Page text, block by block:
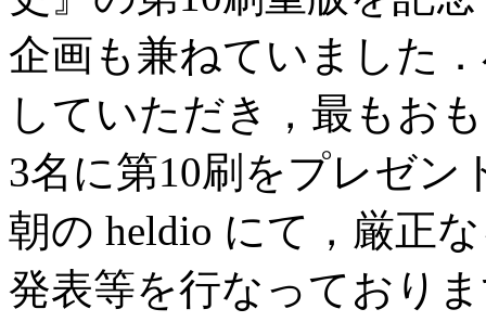
企画も兼ねていました
していただき，最もお
3名に第10刷をプレゼ
朝の heldio にて，厳正
発表等を行なっており